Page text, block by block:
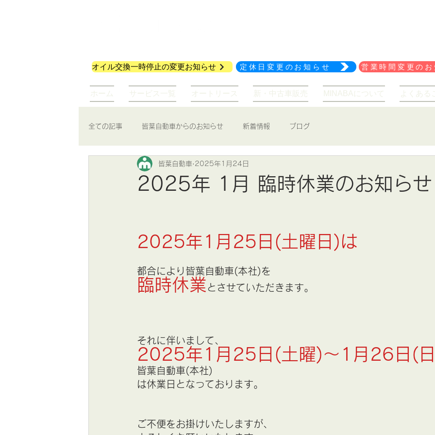
オイル交換一時停止の変更お知らせ
定休日変更のお知らせ 営業時間変更の
ホーム サービス一覧 オートリース 新・中古車販売 MINABAについて よくある
全ての記事 皆葉自動車からのお知らせ 新着情報 ブログ
2025年 1月 臨時休業のお知らせ
皆葉自動車 2025年1月24日
2025年1月25日(土曜日)は
都合により皆葉自動車(本社)を
臨時休業 とさせていただきます。
それに伴いまして、
2025年1月25日(土曜)～1月26日(
皆葉自動車(本社)
は休業日となっております。
ご不便をお掛けいたしますが、